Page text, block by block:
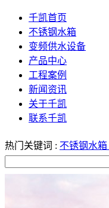
千凯首页
不锈钢水箱
变频供水设备
产品中心
工程案例
新闻资讯
关于千凯
联系千凯
热门关键词 : 不锈钢水箱